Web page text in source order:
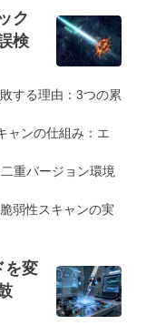
ク
検
する理由：3つの累
ャンの仕組み：エ
重バージョン環境
弱性スキャンの実
を変